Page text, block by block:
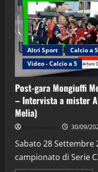
Altri Sport Calcio a
Video - Calcio a 5
Post-gara Mongiuffi
– Intervista a mister
Melia)
30/09/
Sabato 28
campionato di Serie
2 28/